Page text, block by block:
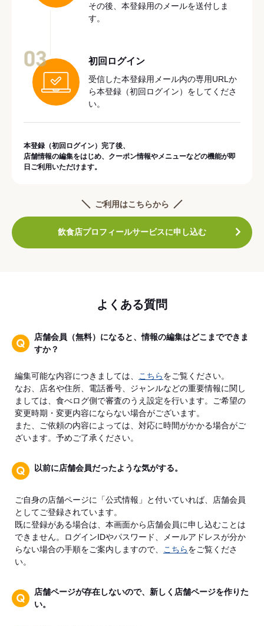
その後、本登録用のメールを送付しま
す。
初回ログイン
受信した本登録用メール内の専用URLか
ら本登録（初回ログイン）をしてくださ
い。
本登録（初回ログイン）完了後、
店舗情報の編集をはじめ、クーポン情報やメニューなどの機能が即
日ご利用いただけます。
ご利用はこちらから
飲食店プロフィールサービスに申し込む
よくある質問
店舗会員（無料）になると、情報の編集はどこまでできま
すか？
編集可能な内容につきましては、 こちらをご覧ください。
なお、店名や住所、電話番号、ジャンルなどの重要情報に関し
ましては、食べログ側で審査のうえ設定を行います。ご希望の
変更時期・変更内容にならない場合がございます。
また、ご依頼の内容によっては、対応に時間がかかる場合がご
ざいます。予めご了承ください。
以前に店舗会員だったような気がする。
ご自身の店舗ページに「公式情報」と付いていれば、店舗会員
としてご登録されています。
既に登録がある場合は、本画面から店舗会員に申し込むことは
できません。ログインIDやパスワード、メールアドレスが分か
らない場合の手順をご案内しますので、
こちらをご覧くださ
い。
店舗ページが存在しないので、新しく店舗ページを作りた
い。